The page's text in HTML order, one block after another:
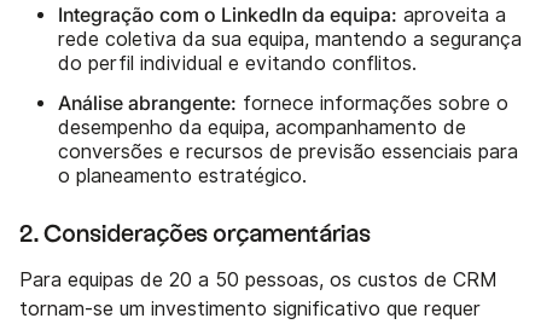
Integração com o LinkedIn da equipa: aproveita a
rede coletiva da sua equipa, mantendo a segurança
do perfil individual e evitando conflitos.
Análise abrangente: fornece informações sobre o
desempenho da equipa, acompanhamento de
conversões e recursos de previsão essenciais para
o planeamento estratégico.
2. Considerações orçamentárias
Para equipas de 20 a 50 pessoas, os custos de CRM
tornam-se um investimento significativo que requer